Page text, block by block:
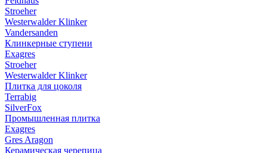
Stroeher
Westerwalder Klinker
Vandersanden
Клинкерные ступени
Exagres
Stroeher
Westerwalder Klinker
Плитка для цоколя
Terrabig
SilverFox
Промышленная плитка
Exagres
Gres Aragon
Керамическая черепица